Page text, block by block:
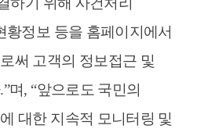
황정보 등을 홈페이지에서
써 고객의 정보접근 및
며, “앞으로도 국민의
대한 지속적 모니터링 및